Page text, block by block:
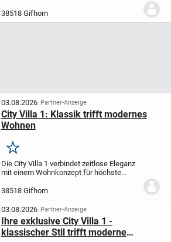
Lichtdurchflutete, großzügige Wohn- und
Essbereiche schaffen das perfekte
38518 Gifhorn
03.08.2026 Partner-Anzeige
City Villa 1: Klassik trifft modernes
Wohnen
Merken
Die City Villa 1 verbindet zeitlose Eleganz
mit einem Wohnkonzept für höchste
Essbereich lädt Sie dazu ein, entspannte
Stunden mit Ihren Liebsten zu
verbringen...
38518 Gifhorn
03.08.2026 Partner-Anzeige
Ihre exklusive City Villa 1 -
klassischer Stil trifft moderne